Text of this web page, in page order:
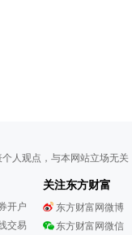
人观点，与本网站立场无
开户
交易
关注东方财富
东方财富网微博
东方财富网微信